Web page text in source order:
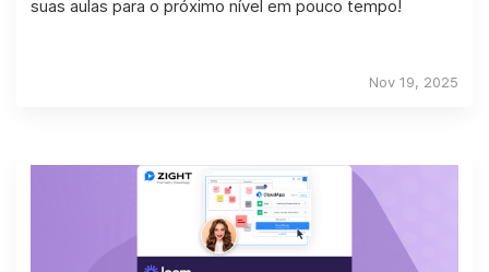
suas aulas para o próximo nível em pouco tempo!
Nov 19, 2025